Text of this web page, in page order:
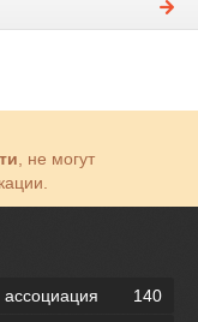
, не могут
140